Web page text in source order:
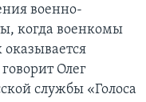
военно-
когда военкомы
Олег
службы «Голоса